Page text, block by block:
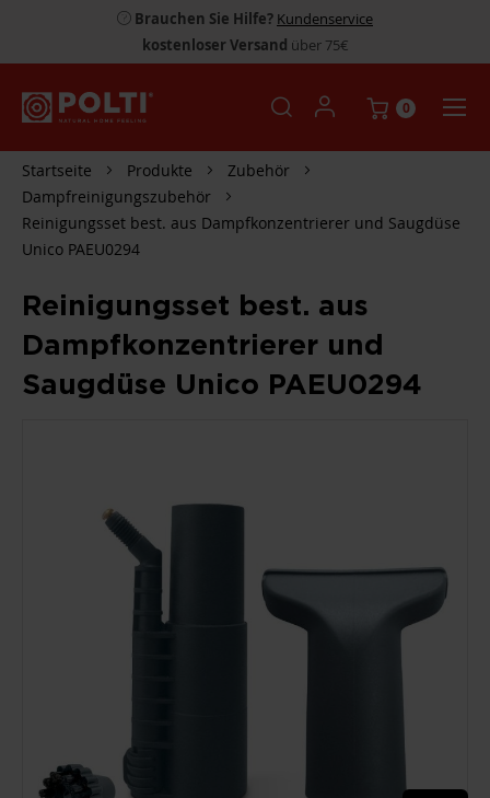
Brauchen Sie Hilfe? Kundenservice
kostenloser Versand über 75€
0
Startseite Produkte
Zubehör
Dampfreinigungszubehör
Reinigungsset best. aus Dampfkonzentrierer und Saugdüse
Unico PAEU0294
Reinigungsset best. aus
Dampfkonzentrierer und
Saugdüse Unico PAEU0294
SPRINGEN